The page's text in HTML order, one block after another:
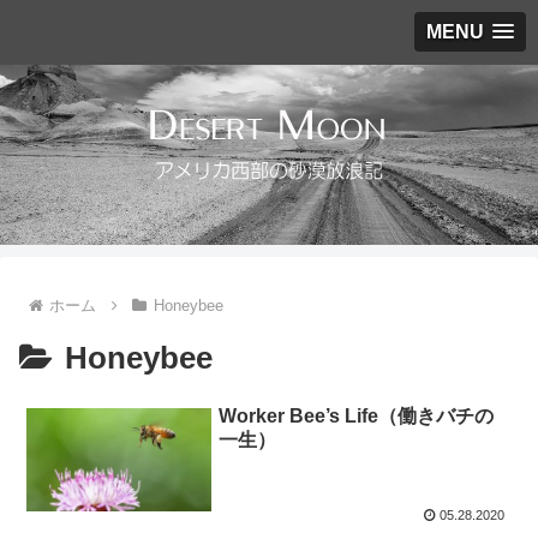
MENU
ホーム Honeybee
Honeybee
Worker Bee’s Life（働きバチの
一生）
05.28.2020